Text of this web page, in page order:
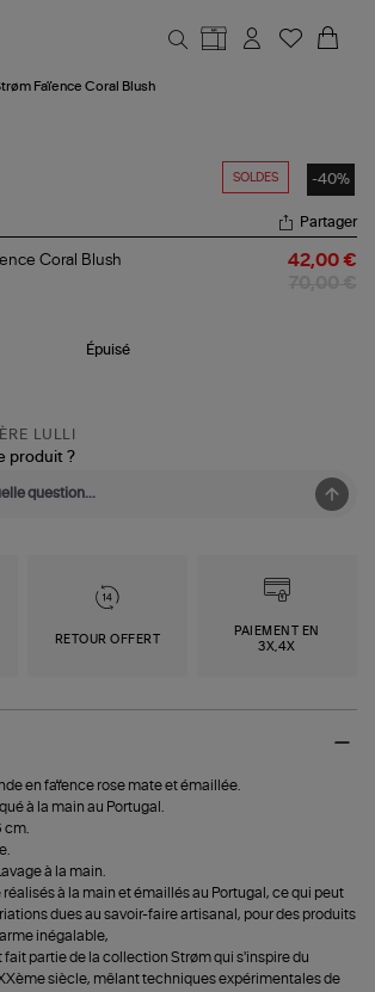
Faïence Coral Blush
SOLDES -40%
Partager
Coral Blush 42,00 €
Épuisé
LULLI
produit ?
RETOUR OFFERT
PAIEMENT EN
3X,4X
en faïence rose mate et émaillée.
à la main au Portugal.
cm.
Lavage à la main.
réalisés à la main et émaillés au Portugal, ce qui peut
dues au savoir-faire artisanal, pour des produits
inégalable,
fait partie de la collection Strøm qui s'inspire du
siècle, mêlant techniques expérimentales de